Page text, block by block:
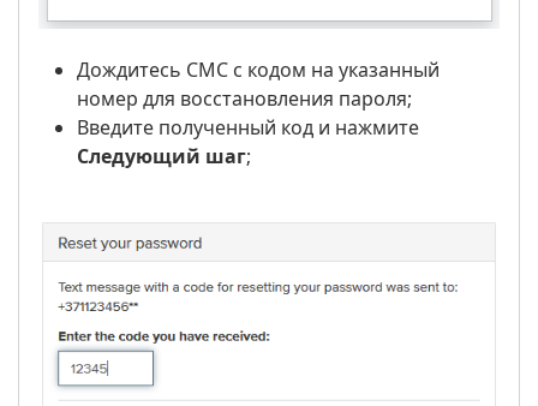
Дождитесь СМС с кодом на указанный
номер для восстановления пароля;
Введите полученный код и нажмите
Следующий шаг;